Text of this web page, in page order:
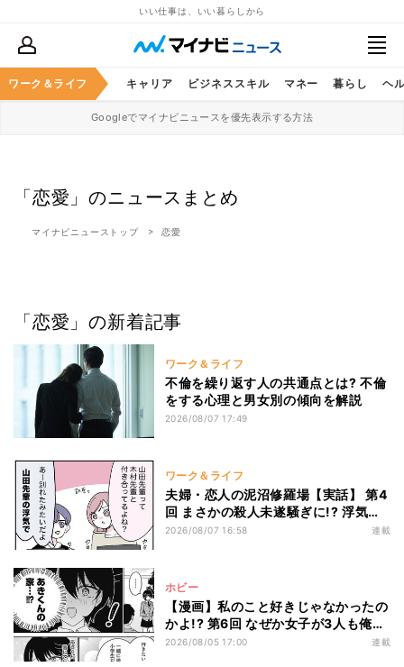
いい仕事は、いい暮らしから
ワーク＆ライフ キャリア ビジネススキル マネー 暮らし ヘ
Googleでマイナビニュースを優先表示する方法
「恋愛」のニュースまとめ
マイナビニューストップ 恋愛
「恋愛」の新着記事
ワーク＆ライフ
不倫を繰り返す人の共通点とは? 不倫
をする心理と男女別の傾向を解説
2026/08/07 17:49
ワーク＆ライフ
夫婦・恋人の泥沼修羅場【実話】 第4
回 まさかの殺人未遂騒ぎに!? 浮気で
捨てられた元カノ、職場で元カレと浮
2026/08/07 16:58 連載
ホビー
【漫画】私のこと好きじゃなかったの
かよ!? 第6回 なぜか女子が3人も俺の
家に来ることに!?
2026/08/05 17:00 連載